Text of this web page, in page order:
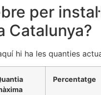
per
Catalunya?
hi ha les quanties
Percentatge